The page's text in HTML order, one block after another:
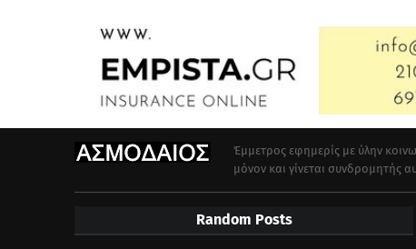
Έμμετρος εφημερίς με ύλην
μόνον και γίνεται συνδρομητής
Random Posts